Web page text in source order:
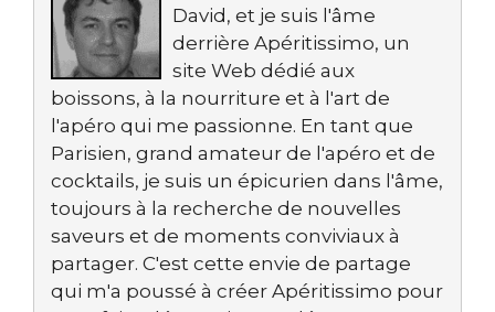
David, et je suis l'âme
derrière Apéritissimo, un
site Web dédié aux
boissons, à la nourriture et à l'art de
l'apéro qui me passionne. En tant que
Parisien, grand amateur de l'apéro et de
cocktails, je suis un épicurien dans l'âme,
toujours à la recherche de nouvelles
saveurs et de moments conviviaux à
partager. C'est cette envie de partage
qui m'a poussé à créer Apéritissimo pour